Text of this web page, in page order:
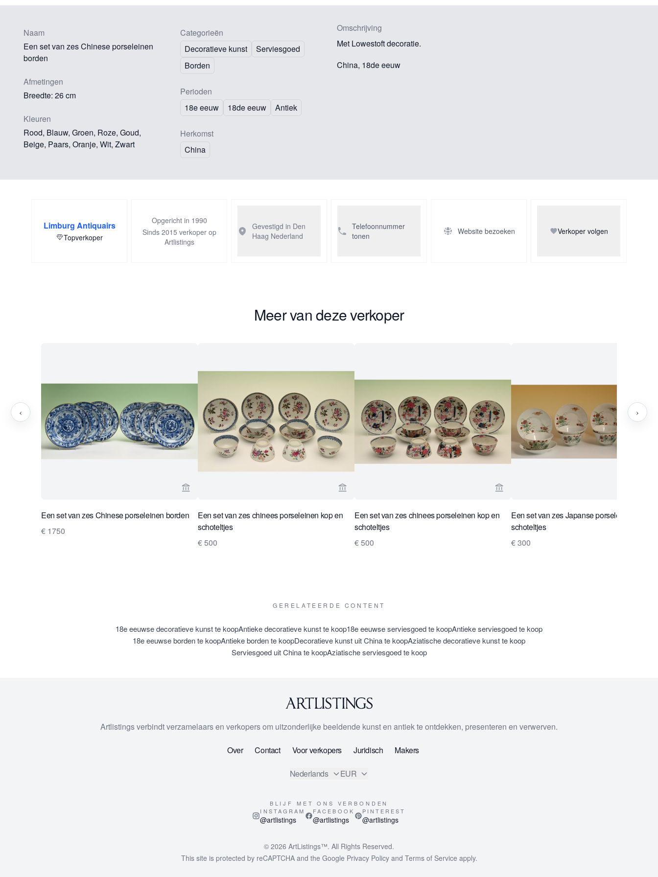
Naam
Een set van zes Chinese porseleinen
borden
Afmetingen
Breedte: 26 cm
Kleuren
Rood, Blauw, Groen, Roze, Goud,
Beige, Paars, Oranje, Wit, Zwart
Categorieën
Decoratieve kunst
Serviesgoed
Borden
Perioden
18e eeuw
18de eeuw Antiek
Herkomst
China
Omschrijving
Met Lowestoft decoratie.
China, 18de eeuw
Limburg Antiquairs
Topverkoper
Opgericht in 1990
Sinds 2015 verkoper op
Artlistings
Gevestigd in Den
Haag Nederland
Telefoonnummer
tonen
Website bezoeken Verkoper volgen
Meer van deze verkoper
Bekijk verkoperspagina van Limburg Antiquairs
Een set van zes Chinese porseleinen borden
€ 1750
Bekijk verkoperspagina van Limburg Antiquairs
Een set van zes chinees porseleinen kop en
schoteltjes
€ 500
Bekijk verkoperspagina van Limburg
Een set van zes chinees porseleinen kop en
schoteltjes
€ 500
Een set van zes Japanse porseleinen kop
schoteltjes
€ 300
‹ ›
GERELATEERDE CONTENT
18e eeuwse decoratieve kunst te koopAntieke decoratieve kunst te koop18e eeuwse serviesgoed te koopAntieke serviesgoed te koop
18e eeuwse borden te koopAntieke borden te koopDecoratieve kunst uit China te koopAziatische decoratieve kunst te koop
Serviesgoed uit China te koopAziatische serviesgoed te koop
Artlistings verbindt verzamelaars en verkopers om uitzonderlijke beeldende kunst en antiek te ontdekken, presenteren en verwerven.
Over Contact Voor verkopers Juridisch Makers
Nederlands EUR
BLIJF MET ONS VERBONDEN
INSTAGRAM
@artlistings
FACEBOOK
@artlistings
PINTEREST
@artlistings
© 2026 ArtListings™. All Rights Reserved.
This site is protected by reCAPTCHA and the Google Privacy Policyand Terms of Service apply.